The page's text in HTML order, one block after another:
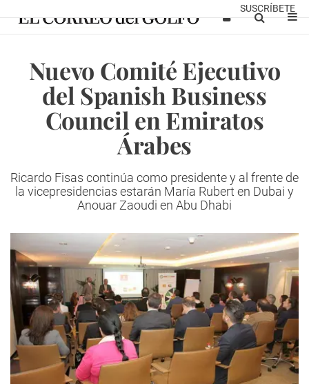
SUSCRÍBETE
Nuevo Comité Ejecutivo
del Spanish Business
Council en Emiratos
Árabes
Ricardo Fisas continúa como presidente y al frente de
la vicepresidencias estarán María Rubert en Dubai y
Anouar Zaoudi en Abu Dhabi